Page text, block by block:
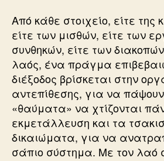
Από κάθε στοιχείο, είτε της
είτε των μισθών, είτε των
συνθηκών, είτε των
λαός, ένα πράγμα
διέξοδος βρίσκεται στην
αντεπίθεσης, για να πάψουν
«θαύματα» να χτίζονται
εκμετάλλευση και τα
δικαιώματα, για να
σάπιο σύστημα. Με τον λαό